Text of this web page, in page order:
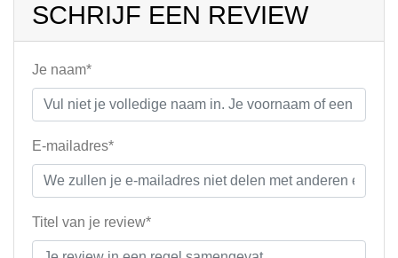
SCHRIJF EEN REVIEW
Je naam*
E-mailadres*
Titel van je review*